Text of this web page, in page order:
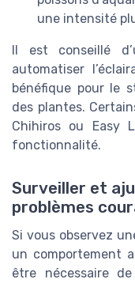
une intensité
Il est conseillé
automatiser
bénéfique pour le
des plantes.
Chihiros ou Easy
fonctionnalité.
Surveiller et
problèmes
Si vous observez
un comportement
être nécessaire